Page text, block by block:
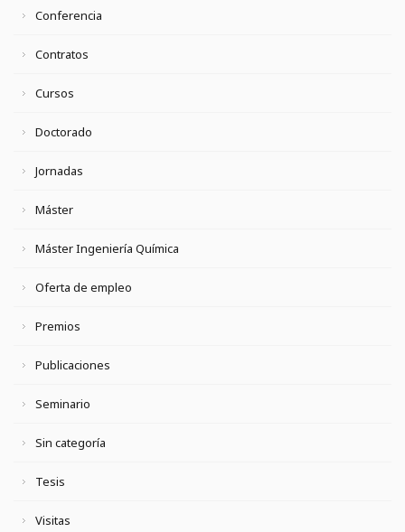
Conferencia
Contratos
Cursos
Doctorado
Jornadas
Máster
Máster Ingeniería Química
Oferta de empleo
Premios
Publicaciones
Seminario
Sin categoría
Tesis
Visitas